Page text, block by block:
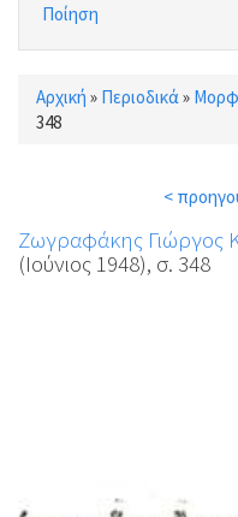
Ποίηση
Είστε εδώ
Αρχική » Περιοδικά »
348
<
Ζωγραφάκης Γιώργος
(Ιούνιος 1948), σ. 348